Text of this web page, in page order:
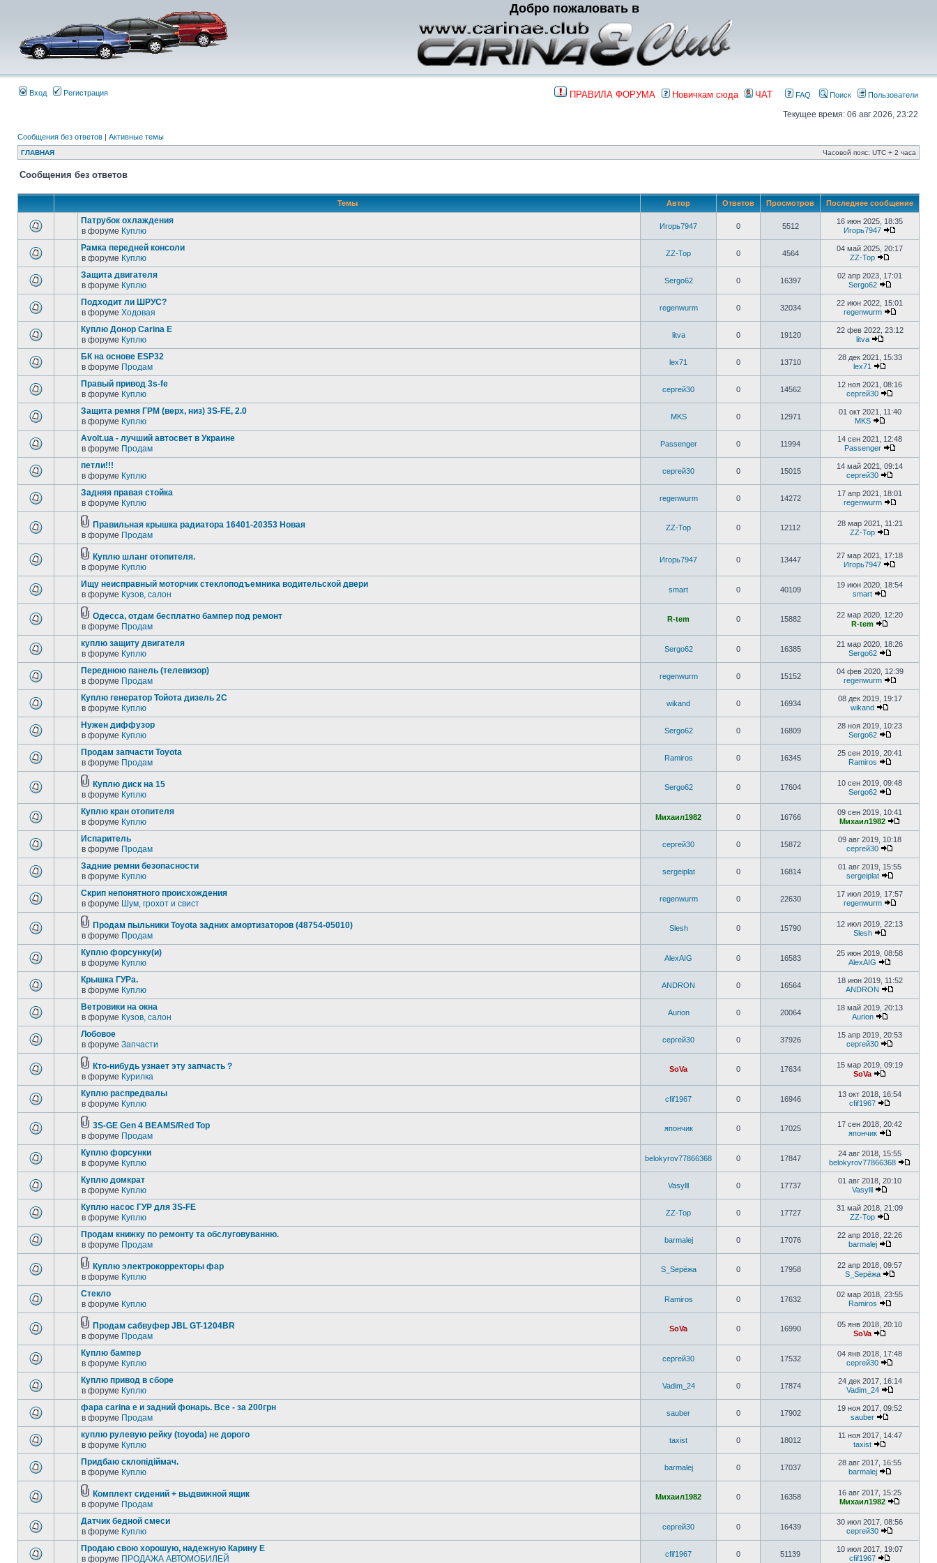
Добро пожаловать в
Вход Регистрация ПРАВИЛА ФОРУМА Новичкам сюда ЧАТ FAQ Поиск Пользователи
Текущее время: 06 авг 2026, 23:22
Сообщения без ответов | Активные темы
ГЛАВНАЯ Часовой пояс: UTC + 2 часа
Сообщения без ответов
Темы Автор Ответов Просмотров Последнее сообщение
Патрубок охлаждения
в форуме Куплю Игорь7947 0 5512
16 июн 2025, 18:35
Игорь7947
Рамка передней консоли
в форуме Куплю ZZ-Top 0 4564
04 май 2025, 20:17
ZZ-Top
Защита двигателя
в форуме Куплю Sergo62 0 16397
02 апр 2023, 17:01
Sergo62
Подходит ли ШРУС?
в форуме Ходовая regenwurm 0 32034
22 июн 2022, 15:01
regenwurm
Куплю Донор Carina E
в форуме Куплю litva 0 19120
22 фев 2022, 23:12
litva
БК на основе ESP32
в форуме Продам lex71 0 13710
28 дек 2021, 15:33
lex71
Правый привод 3s-fe
в форуме Куплю сергей30 0 14562
12 ноя 2021, 08:16
сергей30
Защита ремня ГРМ (верх, низ) 3S-FE, 2.0
в форуме Куплю MKS 0 12971
01 окт 2021, 11:40
MKS
Avolt.ua - лучший автосвет в Украине
в форуме Продам Passenger 0 11994
14 сен 2021, 12:48
Passenger
петли!!!
в форуме Куплю сергей30 0 15015
14 май 2021, 09:14
сергей30
Задняя правая стойка
в форуме Куплю regenwurm 0 14272
17 апр 2021, 18:01
regenwurm
Правильная крышка радиатора 16401-20353 Новая
в форуме Продам
ZZ-Top 0 12112
28 мар 2021, 11:21
ZZ-Top
Куплю шланг отопителя.
в форуме Куплю
Игорь7947 0 13447
27 мар 2021, 17:18
Игорь7947
Ищу неисправный моторчик стеклоподъемника водительской двери
в форуме Кузов, салон smart 0 40109
19 июн 2020, 18:54
smart
Одесса, отдам бесплатно бампер под ремонт
в форуме Продам
R-tem 0 15882
22 мар 2020, 12:20
R-tem
куплю защиту двигателя
в форуме Куплю Sergo62 0 16385
21 мар 2020, 18:26
Sergo62
Переднюю панель (телевизор)
в форуме Продам regenwurm 0 15152
04 фев 2020, 12:39
regenwurm
Куплю генератор Тойота дизель 2С
в форуме Куплю wikand 0 16934
08 дек 2019, 19:17
wikand
Нужен диффузор
в форуме Куплю Sergo62 0 16809
28 ноя 2019, 10:23
Sergo62
Продам запчасти Toyota
в форуме Продам Ramiros 0 16345
25 сен 2019, 20:41
Ramiros
Куплю диск на 15
в форуме Куплю
Sergo62 0 17604
10 сен 2019, 09:48
Sergo62
Куплю кран отопителя
в форуме Куплю Михаил1982 0 16766
09 сен 2019, 10:41
Михаил1982
Испаритель
в форуме Продам сергей30 0 15872
09 авг 2019, 10:18
сергей30
Задние ремни безопасности
в форуме Куплю sergeiplat 0 16814
01 авг 2019, 15:55
sergeiplat
Скрип непонятного происхождения
в форуме Шум, грохот и свист regenwurm 0 22630
17 июл 2019, 17:57
regenwurm
Продам пыльники Toyota задних амортизаторов (48754-05010)
в форуме Продам
Slesh 0 15790
12 июл 2019, 22:13
Slesh
Куплю форсунку(и)
в форуме Куплю AlexAIG 0 16583
25 июн 2019, 08:58
AlexAIG
Крышка ГУРа.
в форуме Куплю ANDRON 0 16564
18 июн 2019, 11:52
ANDRON
Ветровики на окна
в форуме Кузов, салон Aurion 0 20064
18 май 2019, 20:13
Aurion
Лобовое
в форуме Запчасти сергей30 0 37926
15 апр 2019, 20:53
сергей30
Кто-нибудь узнает эту запчасть ?
в форуме Курилка
SoVa 0 17634
15 мар 2019, 09:19
SoVa
Куплю распредвалы
в форуме Куплю cfif1967 0 16946
13 окт 2018, 16:54
cfif1967
3S-GE Gen 4 BEAMS/Red Top
в форуме Продам
япончик 0 17025
17 сен 2018, 20:42
япончик
Куплю форсунки
в форуме Куплю belokyrov77866368 0 17847
24 авг 2018, 15:55
belokyrov77866368
Куплю домкрат
в форуме Куплю Vasylll 0 17737
01 авг 2018, 20:10
Vasylll
Куплю насос ГУР для 3S-FE
в форуме Куплю ZZ-Top 0 17727
31 май 2018, 21:09
ZZ-Top
Продам книжку по ремонту та обслуговуванню.
в форуме Продам barmalej 0 17076
22 апр 2018, 22:26
barmalej
Куплю электрокорректоры фар
в форуме Куплю
S_Sерёжа 0 17958
22 апр 2018, 09:57
S_Sерёжа
Стекло
в форуме Куплю Ramiros 0 17632
02 мар 2018, 23:55
Ramiros
Продам сабвуфер JBL GT-1204BR
в форуме Продам
SoVa 0 16990
05 янв 2018, 20:10
SoVa
Куплю бампер
в форуме Куплю сергей30 0 17532
04 янв 2018, 17:48
сергей30
Куплю привод в сборе
в форуме Куплю Vadim_24 0 17874
24 дек 2017, 16:14
Vadim_24
фара carina e и задний фонарь. Все - за 200грн
в форуме Продам sauber 0 17902
19 ноя 2017, 09:52
sauber
куплю рулевую рейку (toyoda) не дорого
в форуме Куплю taxist 0 18012
11 ноя 2017, 14:47
taxist
Придбаю склопідіймач.
в форуме Куплю barmalej 0 17037
28 авг 2017, 16:55
barmalej
Комплект сидений + выдвижной ящик
в форуме Продам
Михаил1982 0 16358
16 авг 2017, 15:25
Михаил1982
Датчик бедной смеси
в форуме Куплю сергей30 0 16439
30 июл 2017, 08:56
сергей30
Продаю свою хорошую, надежную Карину Е
в форуме ПРОДАЖА АВТОМОБИЛЕЙ cfif1967 0 51139
10 июл 2017, 19:07
cfif1967